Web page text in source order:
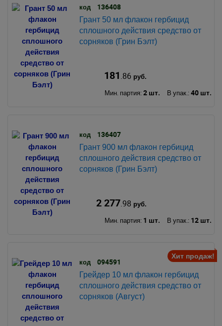
код 136408
Грант 50 мл флакон гербицид
сплошного действия средство от
сорняков (Грин Бэлт)
181.86 руб.
Мин. партия: 2 шт. В упак.: 40 шт.
код 136407
Грант 900 мл флакон гербицид
сплошного действия средство от
сорняков (Грин Бэлт)
2 277.98 руб.
Мин. партия: 1 шт. В упак.: 12 шт.
Хит продаж!
код 094591
Грейдер 10 мл флакон гербицид
сплошного действия средство от
сорняков (Август)